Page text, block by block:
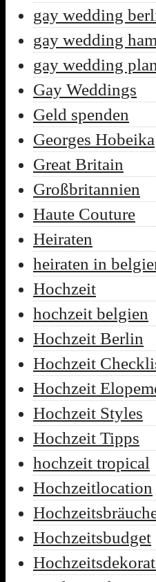
gay wedding
gay wedding
gay wedding
Gay Weddings
Geld spenden
Georges Hobeika
Great Britain
Großbritannien
Haute Couture
Heiraten
heiraten in
Hochzeit
hochzeit belgien
Hochzeit Berlin
Hochzeit
Hochzeit
Hochzeit Styles
Hochzeit Tipps
hochzeit tropical
Hochzeitlocation
Hochzeitsbudget